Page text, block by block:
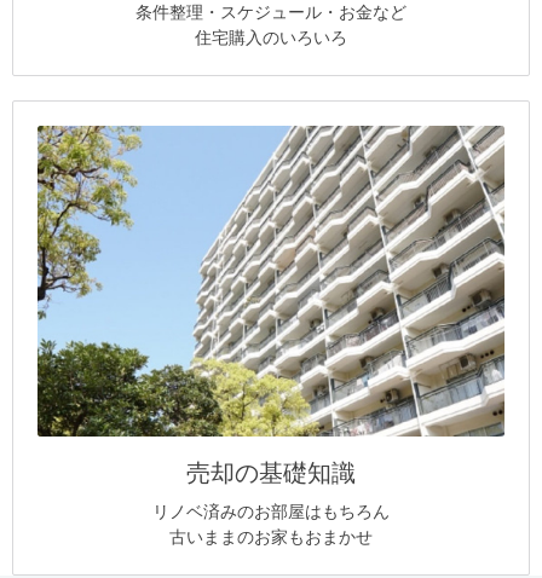
条件整理・スケジュール・お金など
住宅購入のいろいろ
売却の基礎知識
リノベ済みのお部屋はもちろん
古いままのお家もおまかせ